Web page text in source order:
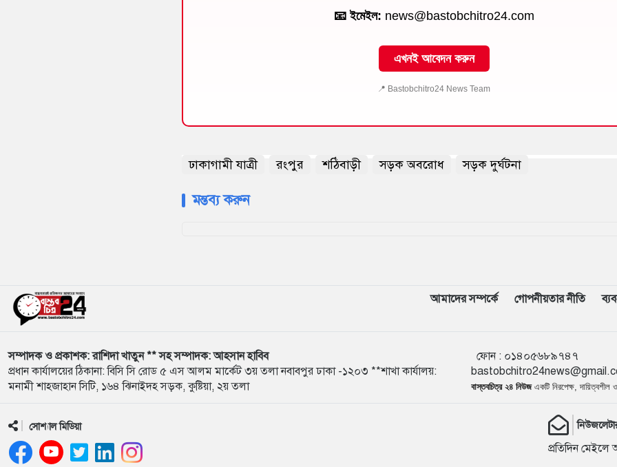
📧 ইমেইল: news@bastobchitro24.com
এখনই আবেদন করুন
📍 Bastobchitro24 News Team
ঢাকাগামী যাত্রী রংপুর শঠিবাড়ী সড়ক অবরোধ সড়ক দুর্ঘটনা
মন্তব্য করুন
আমাদের সম্পর্কে গোপনীয়তার নীতি
সম্পাদক ও প্রকাশক: রাশিদা খাতুন ** সহ সম্পাদক: আহসান হাবিব
প্রধান কার্যালয়ের ঠিকানা: বিসি সি রোড ৫ এস আলম মার্কেট ৩য় তলা নবাবপুর ঢাকা -১২০৩ **শাখা কার্যালয়:
মনামী শাহজাহান সিটি, ১৬৪ ঝিনাইদহ সড়ক, কুষ্টিয়া, ২য় তলা
ফোন :
বাস্তবচিত্র ২৪ নিউজএকটি নিরপেক্ষ,
সোশ্যাল মিডিয়া
প্রতিদিন